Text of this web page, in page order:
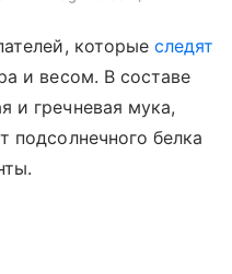
которыеследят
и весом. В составе
и гречневая мука,
подсолнечного белка